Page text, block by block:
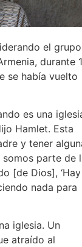
el grupo
durante
se había vuelto
es una
Hamlet. Esta
y tener
somos parte de
[de Dios],
nada para
iglesia. Un
atraído al